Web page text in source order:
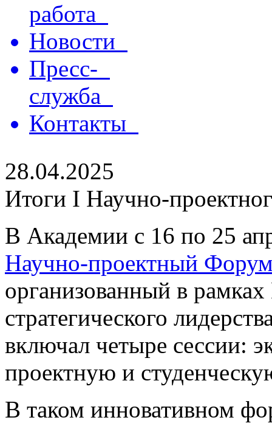
работа
Новости
Пресс-
служба
Контакты
28.04.2025
Итоги I Научно-
В Академии с 16 по 25
Научно-проектный
организованный в
стратегического
включал четыре сессии:
проектную и
В таком инновативном